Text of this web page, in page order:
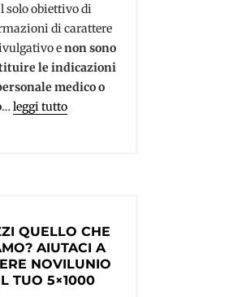
solo obiettivo di
di carattere
enon sono
le indicazioni
medico o
…leggi tutto
QUELLO CHE
AIUTACI A
NOVILUNIO
TUO 5×1000